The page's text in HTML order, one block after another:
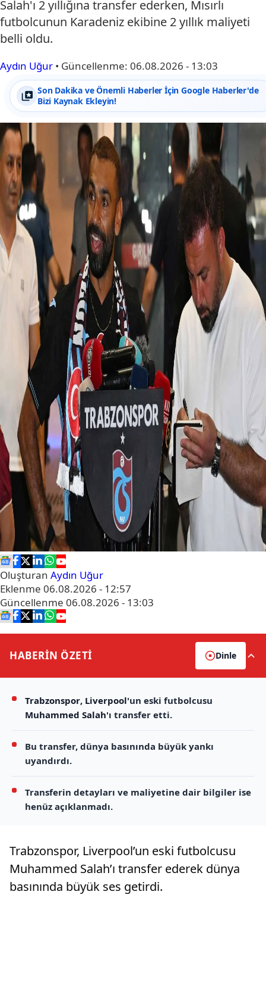
Salah'ı 2 yıllığına transfer ederken, Mısırlı
futbolcunun Karadeniz ekibine 2 yıllık maliyeti
belli oldu.
Aydın Uğur • Güncellenme: 06.08.2026 - 13:03
Son Dakika ve Önemli Haberler İçin Google Haberler'de
Bizi Kaynak Ekleyin!
Oluşturan Aydın Uğur
Eklenme 06.08.2026 - 12:57
Güncellenme 06.08.2026 - 13:03
HABERİN ÖZETİ Dinle
Trabzonspor, Liverpool'un eski futbolcusu
Muhammed Salah'ı transfer etti.
Bu transfer, dünya basınında büyük yankı
uyandırdı.
Transferin detayları ve maliyetine dair bilgiler ise
henüz açıklanmadı.
Trabzonspor, Liverpool’un eski futbolcusu
Muhammed Salah’ı transfer ederek dünya
basınında büyük ses getirdi.